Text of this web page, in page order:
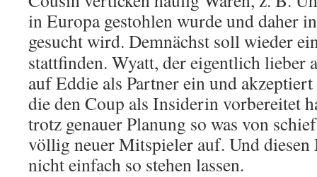
in Europa gestohlen wurde und daher
gesucht wird. Demnächst soll wieder
stattfinden. Wyatt, der eigentlich lieber
auf Eddie als Partner ein und
die den Coup als Insiderin vorbereitet
trotz genauer Planung so was von
völlig neuer Mitspieler auf. Und
nicht einfach so stehen lassen.